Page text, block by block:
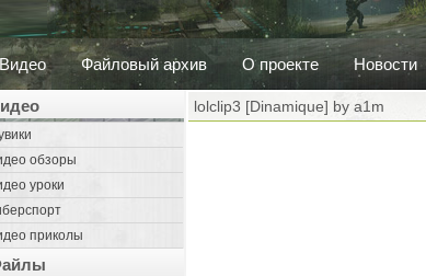
Видео Файловый архив О проекте Новости
обзоры
уроки
приколы
lolclip3 [Dinamique] by a1m